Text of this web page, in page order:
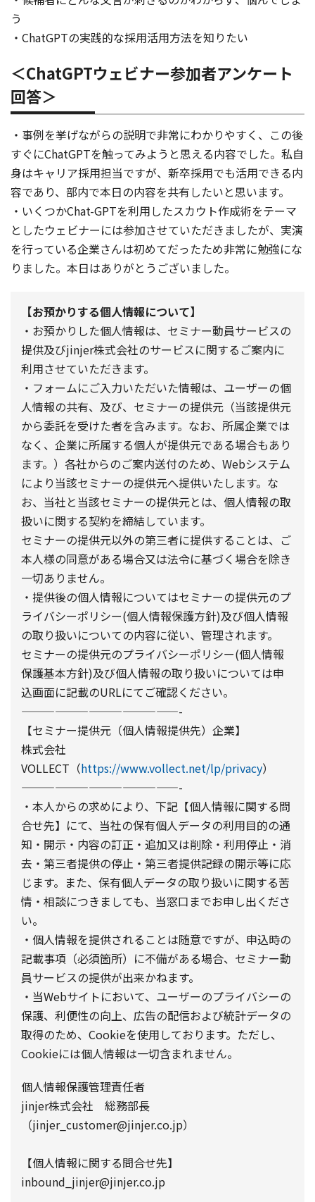
う
・ChatGPTの実践的な採用活用方法を知りたい
＜ChatGPTウェビナー参加者アンケート
回答＞
・事例を挙げながらの説明で非常にわかりやすく、この後
すぐにChatGPTを触ってみようと思える内容でした。私自
身はキャリア採用担当ですが、新卒採用でも活用できる内
容であり、部内で本日の内容を共有したいと思います。
・いくつかChat-GPTを利用したスカウト作成術をテーマ
としたウェビナーには参加させていただきましたが、実演
を行っている企業さんは初めてだったため非常に勉強にな
りました。本日はありがとうございました。
【お預かりする個人情報について】
・お預かりした個人情報は、セミナー動員サービスの
提供及びjinjer株式会社のサービスに関するご案内に
利用させていただきます。
・フォームにご入力いただいた情報は、ユーザーの個
人情報の共有、及び、セミナーの提供元（当該提供元
から委託を受けた者を含みます。なお、所属企業では
なく、企業に所属する個人が提供元である場合もあり
ます。）各社からのご案内送付のため、Webシステム
により当該セミナーの提供元へ提供いたします。な
お、当社と当該セミナーの提供元とは、個人情報の取
扱いに関する契約を締結しています。
セミナーの提供元以外の第三者に提供することは、ご
本人様の同意がある場合又は法令に基づく場合を除き
一切ありません。
・提供後の個人情報についてはセミナーの提供元のプ
ライバシーポリシー(個人情報保護方針)及び個人情報
の取り扱いについての内容に従い、管理されます。
セミナーの提供元のプライバシーポリシー(個人情報
保護基本方針)及び個人情報の取り扱いについては申
込画面に記載のURLにてご確認ください。
——————————————-
【セミナー提供元（個人情報提供先）企業】
株式会社
VOLLECT（https://www.vollect.net/lp/privacy）
——————————————-
・本人からの求めにより、下記【個人情報に関する問
合せ先】にて、当社の保有個人データの利用目的の通
知・開示・内容の訂正・追加又は削除・利用停止・消
去・第三者提供の停止・第三者提供記録の開示等に応
じます。また、保有個人データの取り扱いに関する苦
情・相談につきましても、当窓口までお申し出くださ
い。
・個人情報を提供されることは随意ですが、申込時の
記載事項（必須箇所）に不備がある場合、セミナー動
員サービスの提供が出来かねます。
・当Webサイトにおいて、ユーザーのプライバシーの
保護、利便性の向上、広告の配信および統計データの
取得のため、Cookieを使用しております。ただし、
Cookieには個人情報は一切含まれません。
個人情報保護管理責任者
jinjer株式会社 総務部長
（jinjer_customer@jinjer.co.jp）
【個人情報に関する問合せ先】
inbound_jinjer@jinjer.co.jp